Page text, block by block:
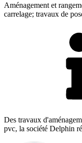
Aménagement et
carrelage; travaux de
Des travaux
pvc, la société Delphin